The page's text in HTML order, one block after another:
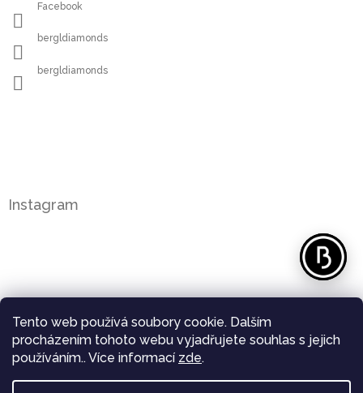
Tento web používá soubory cookie. Dalším
procházením tohoto webu vyjadřujete souhlas s jejich
používáním.. Více informací zde.
Facebook
bergldiamonds
bergldiamonds
Instagram